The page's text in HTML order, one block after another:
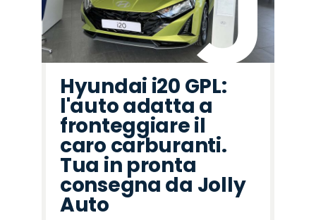
Hyundai i20 GPL:
l'auto adatta a
fronteggiare il
caro carburanti.
Tua in pronta
consegna da Jolly
Auto